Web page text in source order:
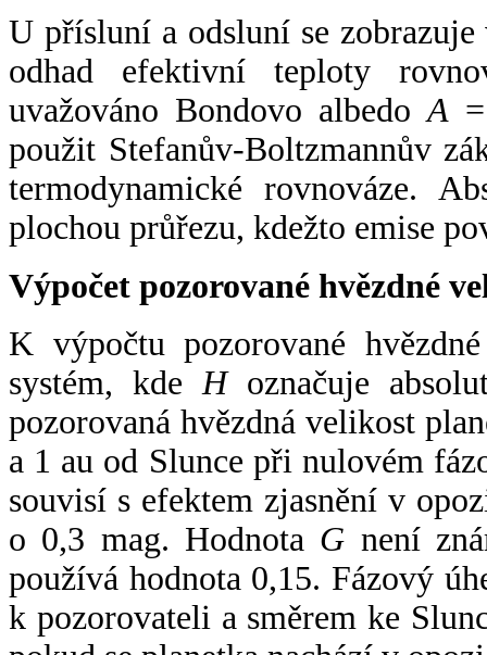
U přísluní a odsluní se
odhad efektivní teploty
uvažováno Bondovo albedoA
použit Stefanův-Boltzmannův
termodynamické rovnováze.
plochou průřezu, kdežto emise
Výpočet pozorované hvězdné
K výpočtu pozorované
systém, kde Hoznačuje
pozorovaná hvězdná velikost
a 1 au od Slunce při nulovém
souvisí s efektem zjasnění v
o 0,3 mag. Hodnota G není
používá hodnota 0,15. Fázový
k pozorovateli a směrem ke